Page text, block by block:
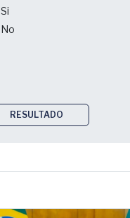
Si
No
RESULTADO